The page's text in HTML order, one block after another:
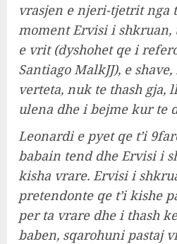
vrasjen e njeri-tjetrit nga
moment Ervisi i shkruan,
e vrit (dyshohet qe i
Santiago MalkJJ), e
verteta, nuk te thash gja,
ulena dhe i bejme kur te
Leonardi e pyet qe t’i
babain tend dhe Ervisi i
kisha vrare. Ervisi i
pretendonte qe t’i kishe
per ta vrare dhe i thash
baben, sqarohuni pastaj